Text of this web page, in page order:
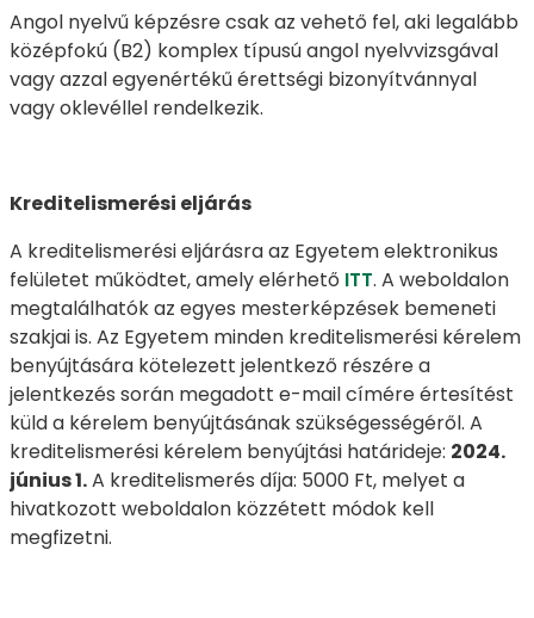
Angol nyelvű képzésre csak az vehető fel, aki legalább
középfokú (B2) komplex típusú angol nyelvvizsgával
vagy azzal egyenértékű érettségi bizonyítvánnyal
vagy oklevéllel rendelkezik.
Kreditelismerési eljárás
A kreditelismerési eljárásra az Egyetem elektronikus
felületet működtet, amely elérhető ITT. A weboldalon
megtalálhatók az egyes mesterképzések bemeneti
szakjai is. Az Egyetem minden kreditelismerési kérelem
benyújtására kötelezett jelentkező részére a
jelentkezés során megadott e-mail címére értesítést
küld a kérelem benyújtásának szükségességéről. A
kreditelismerési kérelem benyújtási határideje: 2024.
június 1.A kreditelismerés díja: 5000 Ft, melyet a
hivatkozott weboldalon közzétett módok kell
megfizetni.